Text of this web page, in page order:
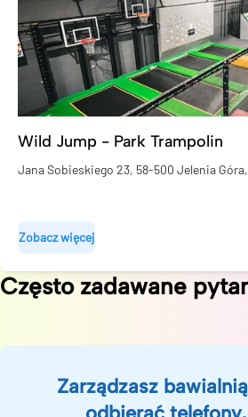
Wild Jump - Park Trampolin
Jana Sobieskiego 23, 58-500 Jelenia
Zobacz więcej
Często zadawane
Zarządzasz